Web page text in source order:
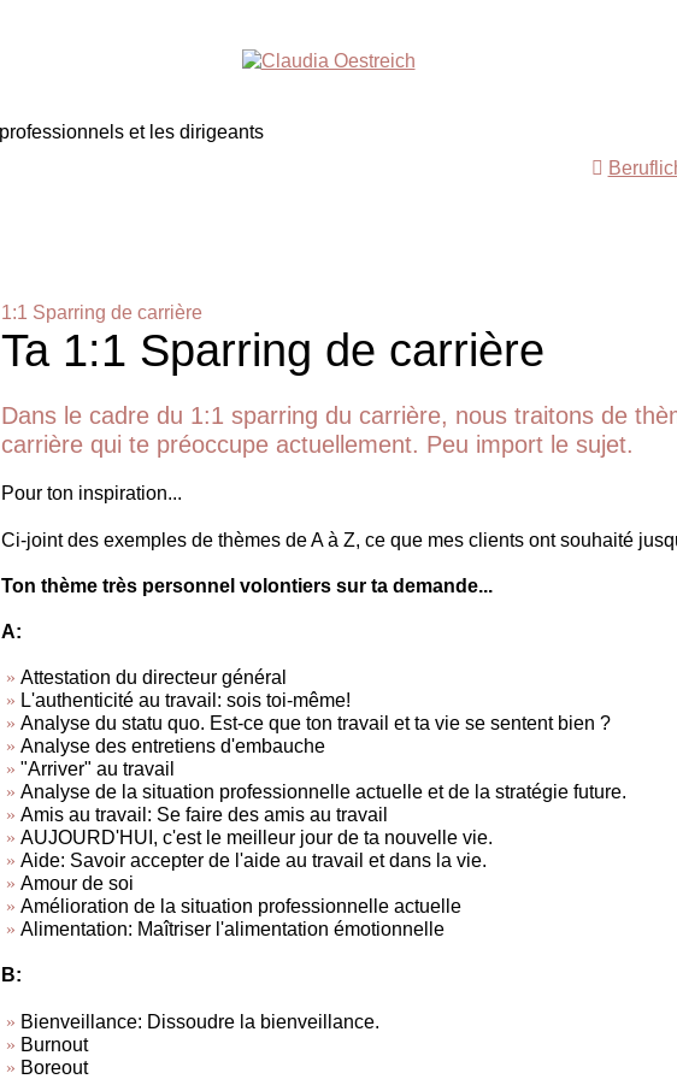
1:1 Sparring de carrière
Ta 1:1 Sparring de carrière
Dans le cadre du 1:1 sparring du carrière, nous traitons de
carrière qui te préoccupe actuellement. Peu import le sujet.
Pour ton inspiration...
Ci-joint des exemples de thèmes de A à Z, ce que mes clients ont souhaité
Ton thème très personnel volontiers sur ta demande...
A:
Attestation du directeur général
L'authenticité au travail: sois toi-même!
Analyse du statu quo. Est-ce que ton travail et ta vie se sentent bien ?
Analyse des entretiens d'embauche
"Arriver" au travail
Analyse de la situation professionnelle actuelle et de la stratégie future.
Amis au travail: Se faire des amis au travail
AUJOURD'HUI, c'est le meilleur jour de ta nouvelle vie.
Aide: Savoir accepter de l'aide au travail et dans la vie.
Amour de soi
Amélioration de la situation professionnelle actuelle
Alimentation: Maîtriser l'alimentation émotionnelle
B:
Bienveillance: Dissoudre la bienveillance.
Burnout
Boreout